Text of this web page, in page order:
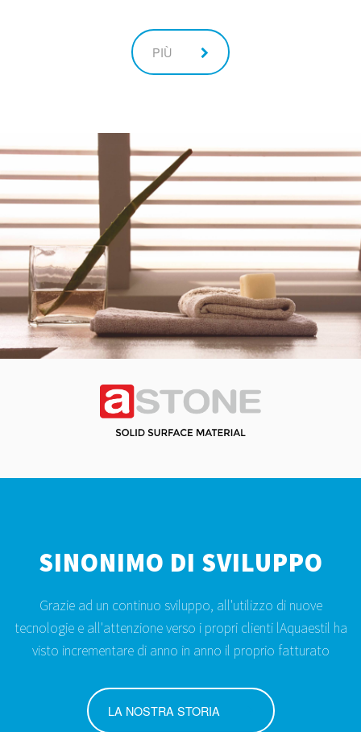
PIÙ
SINONIMO DI SVILUPPO
Grazie ad un continuo sviluppo, all'utilizzo di nuove
tecnologie e all'attenzione verso i propri clienti lAquaestil ha
visto incrementare di anno in anno il proprio fatturato
LA NOSTRA STORIA